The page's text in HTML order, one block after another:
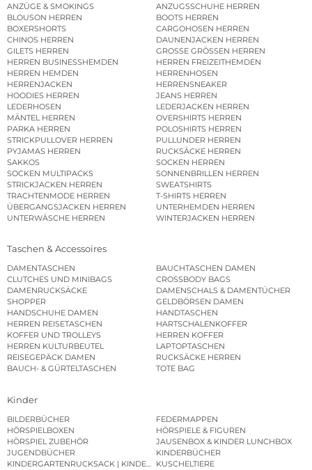
ANZÜGE & SMOKINGS
ANZUGSSCHUHE HERREN
BLOUSON HERREN
BOOTS HERREN
BOXERSHORTS
CARGOHOSEN HERREN
CHINOS HERREN
DAUNENJACKEN HERREN
GILETS HERREN
GROSSE GRÖSSEN HERREN
HERREN BUSINESSHEMDEN
HERREN FREIZEITHEMDEN
HERREN HEMDEN
HERRENHOSEN
HERRENJACKEN
HERRENSNEAKER
HOODIES HERREN
JEANS HERREN
LEDERHOSEN
LEDERJACKEN HERREN
MÄNTEL HERREN
OVERSHIRTS HERREN
PARKA HERREN
POLOSHIRTS HERREN
STRICKPULLOVER HERREN
PULLUNDER HERREN
PYJAMAS HERREN
RUCKSÄCKE HERREN
SAKKOS
SOCKEN HERREN
SOCKEN MULTIPACKS
SONNENBRILLEN HERREN
STRICKJACKEN HERREN
SWEATSHIRTS
TRACHTENMODE HERREN
T-SHIRTS HERREN
ÜBERGANGSJACKEN HERREN
UNTERHEMDEN HERREN
UNTERWÄSCHE HERREN
WINTERJACKEN HERREN
Taschen & Accessoires
DAMENTASCHEN
BAUCHTASCHEN DAMEN
CLUTCHES UND MINIBAGS
CROSSBODY BAGS
DAMENRUCKSÄCKE
DAMENSCHALS & DAMENTÜCHER
SHOPPER
GELDBÖRSEN DAMEN
HANDSCHUHE DAMEN
HANDTASCHEN
HERREN REISETASCHEN
HARTSCHALENKOFFER
KOFFER UND TROLLEYS
HERREN KOFFER
HERREN KULTURBEUTEL
LAPTOPTASCHEN
REISEGEPÄCK DAMEN
RUCKSÄCKE HERREN
BAUCH- & GÜRTELTASCHEN
TOTE BAG
Kinder
BILDERBÜCHER
FEDERMAPPEN
HÖRSPIELBOXEN
HÖRSPIELE & FIGUREN
HÖRSPIEL ZUBEHÖR
JAUSENBOX & KINDER LUNCHBOX
JUGENDBÜCHER
KINDERBÜCHER
KINDERGARTENRUCKSACK | KINDERGARTENBEUTEL
KUSCHELTIERE